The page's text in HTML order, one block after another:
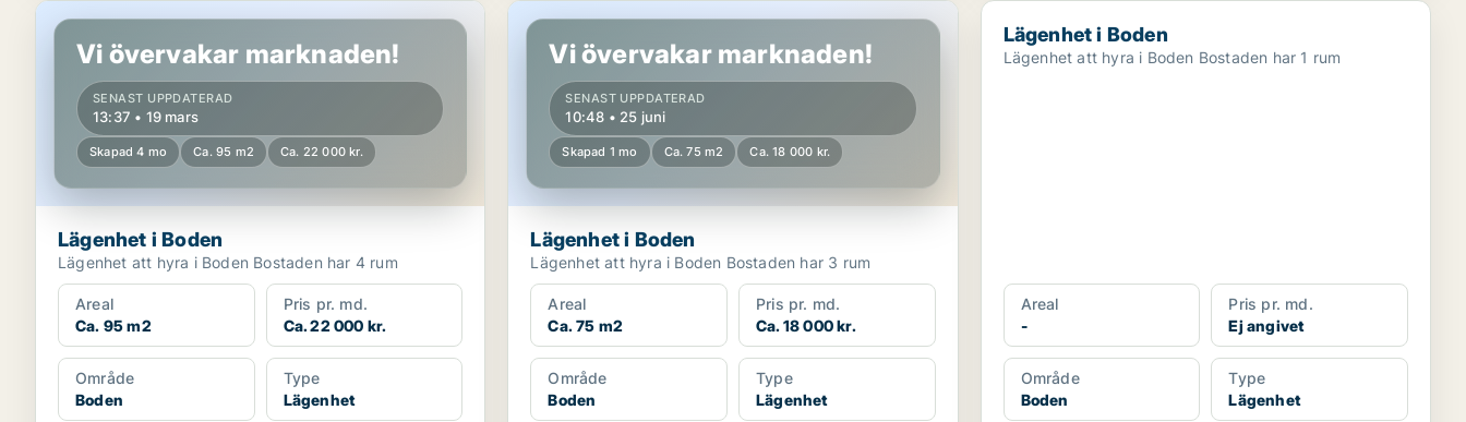
Lägenhet i Boden
Vi övervakar marknaden!
SENAST UPPDATERAD
13:37 • 19 mars
Skapad 4 mo Ca. 95 m2 Ca. 22 000 kr.
Lägenhet i Boden
Lägenhet att hyra i Boden Bostaden har 4 rum
Areal
Ca. 95 m2
Pris pr. md.
Ca. 22 000 kr.
Område
Boden
Type
Lägenhet
Lägenhet i Boden
Vi övervakar marknaden!
SENAST UPPDATERAD
10:48 • 25 juni
Skapad 1 mo Ca. 75 m2 Ca. 18 000 kr.
Lägenhet i Boden
Lägenhet att hyra i Boden Bostaden har 3 rum
Areal
Ca. 75 m2
Pris pr. md.
Ca. 18 000 kr.
Område
Boden
Type
Lägenhet
Lägenhet i Boden
Lägenhet i Boden
Lägenhet att hyra i Boden Bostaden har 1 rum
Areal
-
Pris pr. md.
Ej angivet
Område
Boden
Type
Lägenhet